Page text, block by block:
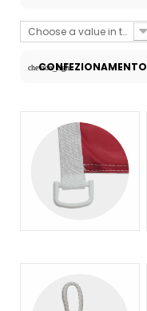
Choose a value in the list
chevron_right
CONFEZIONAMENTO